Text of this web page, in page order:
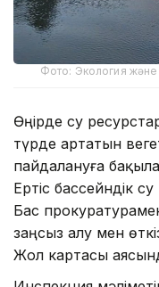
Фото: Экология және
Өңірде су
түрде артатын
пайдалануға
Ертіс бассейндік
Бас
заңсыз алу мен
Жол картасы